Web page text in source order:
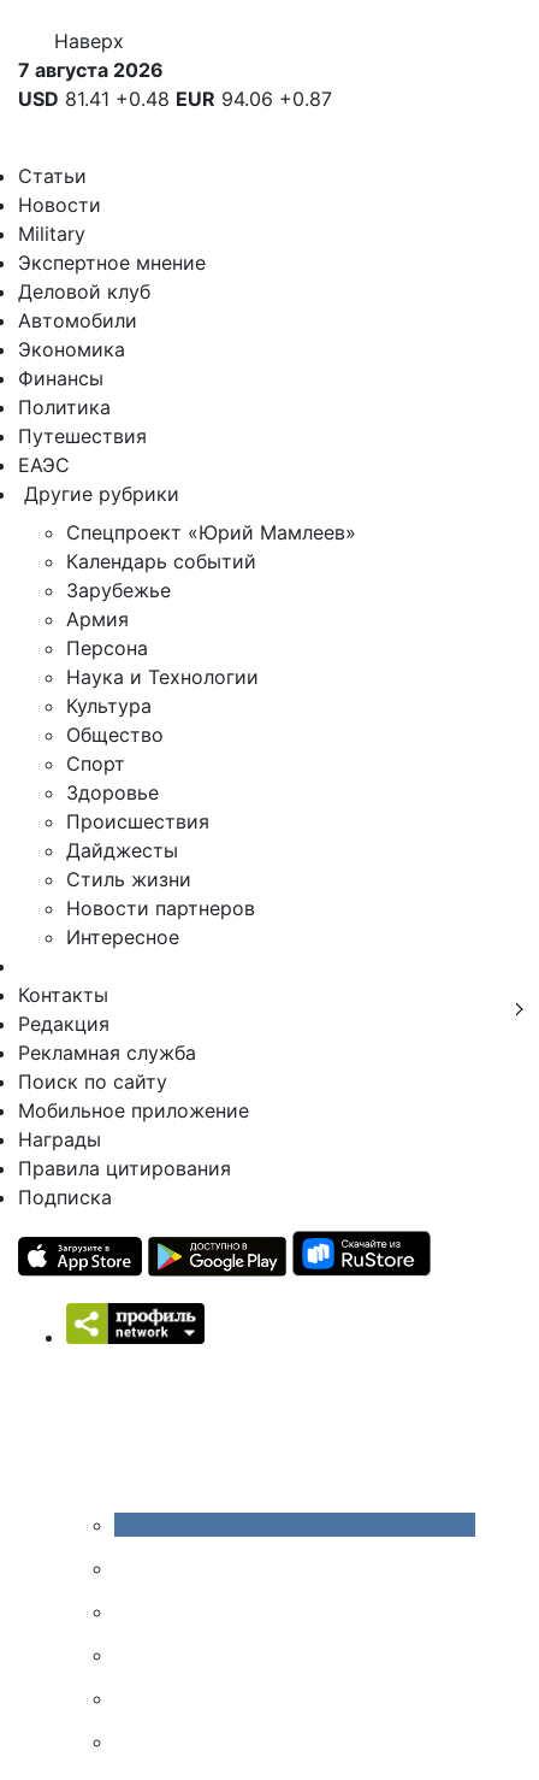
Наверх
7 августа 2026
USD 81.41 +0.48 EUR 94.06 +0.87
Статьи
Новости
Military
Экспертное мнение
Деловой клуб
Автомобили
Экономика
Финансы
Политика
Путешествия
ЕАЭС
Другие рубрики
Спецпроект «Юрий Мамлеев»
Календарь событий
Зарубежье
Армия
Персона
Наука и Технологии
Культура
Общество
Спорт
Здоровье
Происшествия
Дайджесты
Стиль жизни
Новости партнеров
Интересное
Контакты
Редакция
Рекламная служба
Поиск по сайту
Мобильное приложение
Награды
Правила цитирования
Подписка